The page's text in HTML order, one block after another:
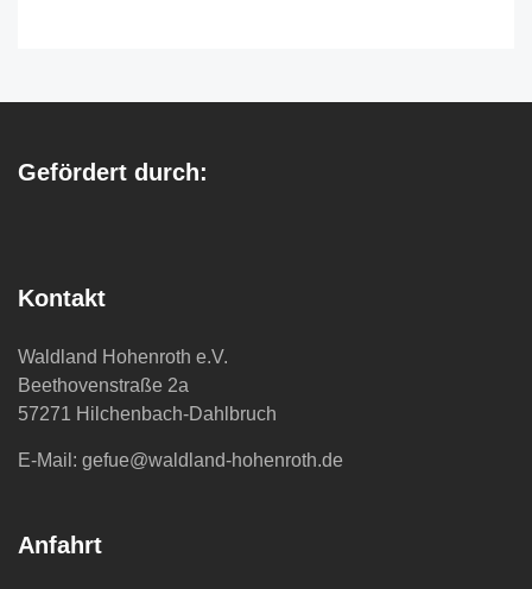
Gefördert durch:
Kontakt
Waldland Hohenroth e.V.
Beethovenstraße 2a
57271 Hilchenbach-Dahlbruch
E-Mail: gefue@waldland-hohenroth.de
Anfahrt